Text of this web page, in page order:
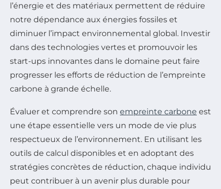
l’énergie et des matériaux permettent de réduire
notre dépendance aux énergies fossiles et
diminuer l’impact environnemental global. Investir
dans des technologies vertes et promouvoir les
start-ups innovantes dans le domaine peut faire
progresser les efforts de réduction de l’empreinte
carbone à grande échelle.
Évaluer et comprendre son empreinte carbone est
une étape essentielle vers un mode de vie plus
respectueux de l’environnement. En utilisant les
outils de calcul disponibles et en adoptant des
stratégies concrètes de réduction, chaque individu
peut contribuer à un avenir plus durable pour